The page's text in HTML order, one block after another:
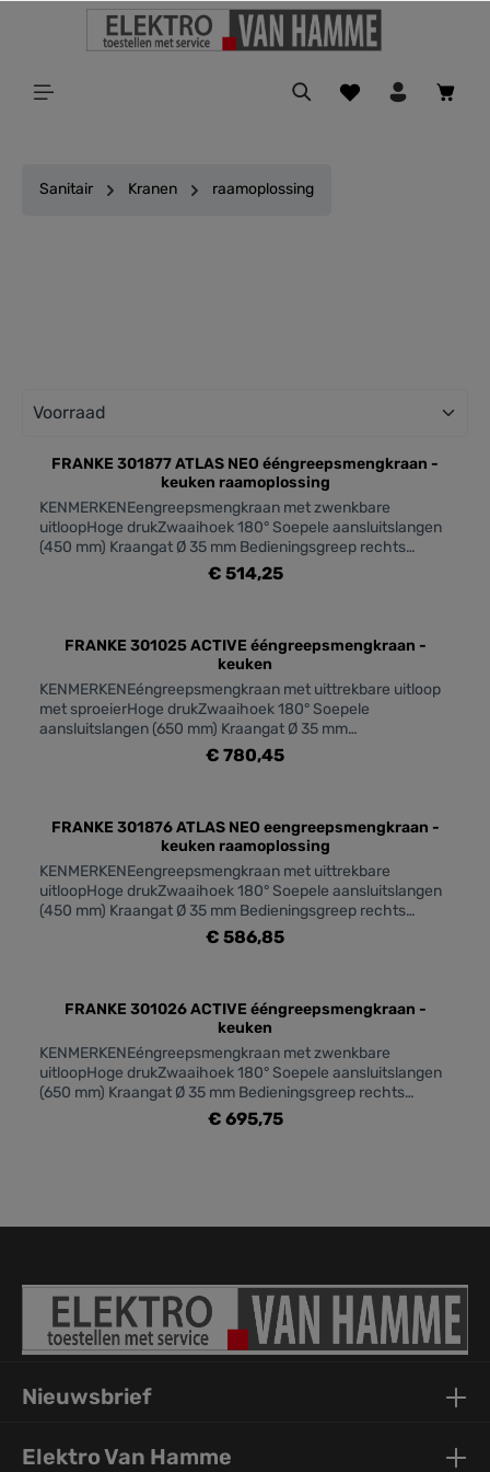
Sanitair Kranen raamoplossing
FRANKE 301877 ATLAS NEO ééngreepsmengkraan -
keuken raamoplossing
KENMERKENEengreepsmengkraan met zwenkbare
uitloopHoge drukZwaaihoek 180° Soepele aansluitslangen
(450 mm) Kraangat Ø 35 mm Bedieningsgreep rechts
Geleverd met versterking voor montage op RVS spoeltafels
€ 514,25
FRANKE 301025 ACTIVE ééngreepsmengkraan -
keuken
KENMERKENEéngreepsmengkraan met uittrekbare uitloop
met sproeierHoge drukZwaaihoek 180° Soepele
aansluitslangen (650 mm) Kraangat Ø 35 mm
Bedieningsgreep rechts Uitgerust met anti-terugslagklep
vlg. EN 1717 Geleverd met versterking voor montage op
€ 780,45
FRANKE 301876 ATLAS NEO eengreepsmengkraan -
keuken raamoplossing
KENMERKENEengreepsmengkraan met uittrekbare
uitloopHoge drukZwaaihoek 180° Soepele aansluitslangen
(450 mm) Kraangat Ø 35 mm Bedieningsgreep rechts
Uitgerust met anti-terugslagklep vlg. EN 1717 Geleverd met
versterking voor montage op RVS spoeltafels Kunststof
€ 586,85
FRANKE 301026 ACTIVE ééngreepsmengkraan -
keuken
KENMERKENEéngreepsmengkraan met zwenkbare
uitloopHoge drukZwaaihoek 180° Soepele aansluitslangen
(650 mm) Kraangat Ø 35 mm Bedieningsgreep rechts
Geleverd met versterking voor montage op RVS spoeltafels
Laminaire straalregelaar (115.0653.390)
€ 695,75
Nieuwsbrief
Elektro Van Hamme